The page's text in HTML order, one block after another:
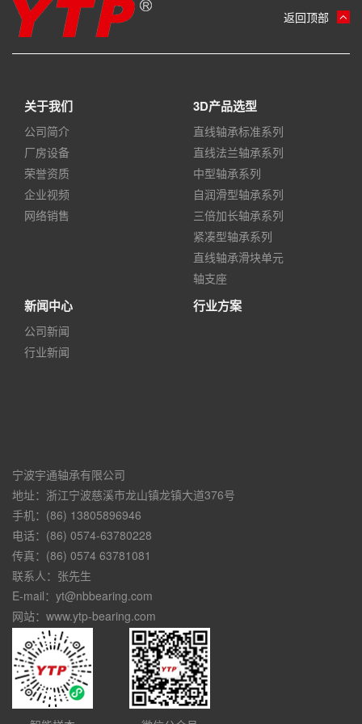
返回顶部
关于我们
公司简介
厂房设备
荣誉资质
企业视频
网络销售
3D产品选型
直线轴承标准系列
直线法兰轴承系列
中型轴承系列
自润滑型轴承系列
三倍加长轴承系列
紧凑型轴承系列
直线轴承滑块单元
轴支座
新闻中心
公司新闻
行业新闻
行业方案
宁波宇通轴承有限公司
地址：浙江宁波慈溪市龙山镇龙镇大道376号
手机：(86) 13805896946
电话：(86) 0574-63780228
传真：(86) 0574 63781081
联系人：张先生
E-mail：yt@nbbearing.com
网站：www.ytp-bearing.com